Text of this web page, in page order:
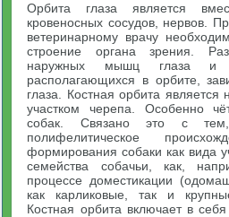
Орбита глаза является
кровеносных сосудов, нервов.
ветеринарному врачу
строение органа зрения.
наружных мышц глаза и
располагающихся в орбите,
глаза. Костная орбита
участком черепа. Особенно
собак. Связано это с
полифелитическое
формирования собаки как вида
семейства собачьи, как,
процессе доместикации
как карликовые, так и
Костная орбита включает в себя